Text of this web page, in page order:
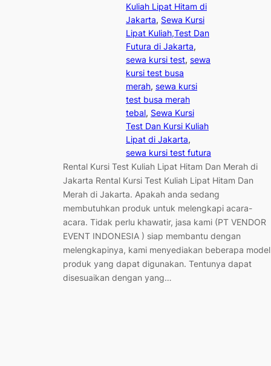
Kuliah Lipat Hitam di
Jakarta, Sewa Kursi
Lipat Kuliah,Test Dan
Futura di Jakarta
sewa kursi test, sewa
kursi test busa
merah, sewa kursi
test busa merah
tebal, Sewa Kursi
Test Dan Kursi Kuliah
Lipat di Jakarta
sewa kursi test futura
Rental Kursi Test Kuliah Lipat Hitam Dan Merah di
Jakarta Rental Kursi Test Kuliah Lipat Hitam Dan
Merah di Jakarta. Apakah anda sedang
membutuhkan produk untuk melengkapi acara-
acara. Tidak perlu khawatir, jasa kami (PT VENDOR
EVENT INDONESIA ) siap membantu dengan
melengkapinya, kami menyediakan beberapa model
produk yang dapat digunakan. Tentunya dapat
disesuaikan dengan yang…